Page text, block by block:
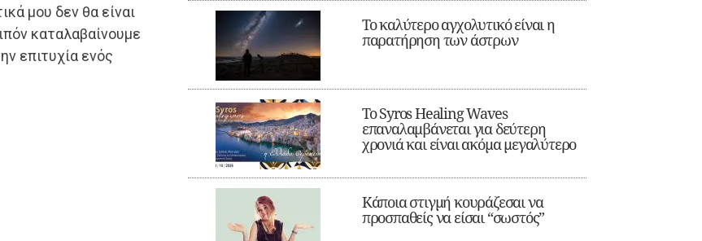
μου δεν θα είναι
καταλαβαίνουμε
επιτυχία ενός
Το καλύτερο αγχολυτικό είναι η
παρατήρηση των άστρων
Το Syros Healing Waves
επαναλαμβάνεται για δεύτερη
χρονιά και είναι ακόμα μεγαλύτερο
Κάποια στιγμή κουράζεσαι να
προσπαθείς να είσαι “σωστός”